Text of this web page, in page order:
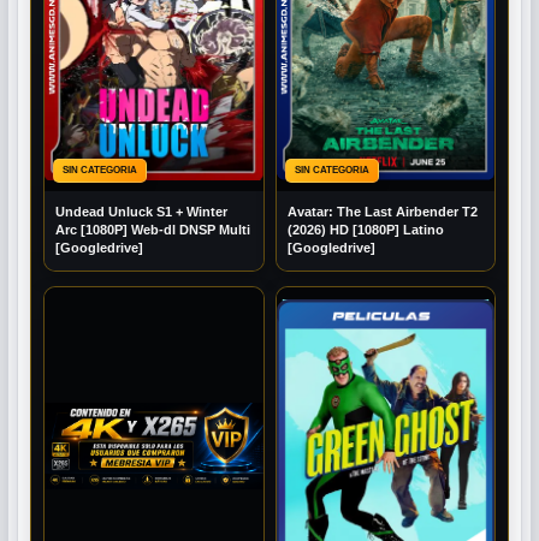
SIN CATEGORIA
Undead Unluck S1 + Winter
Arc [1080P] Web-dl DNSP Multi
[Googledrive]
SIN CATEGORIA
Avatar: The Last Airbender T2
(2026) HD [1080P] Latino
[Googledrive]